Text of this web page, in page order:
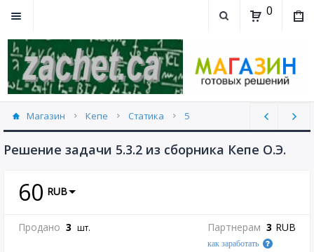
0
Магазин Кепе Статика
5
5.3 (14)
Решение задачи 5.3.2 из сборника Кепе О.Э.
60 RUB
Продано 3 шт. Партнерам 3 RUB
как заработать